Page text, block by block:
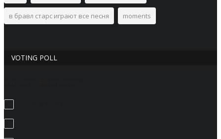
в бравл старс играют все песня moments
VOTING POLL